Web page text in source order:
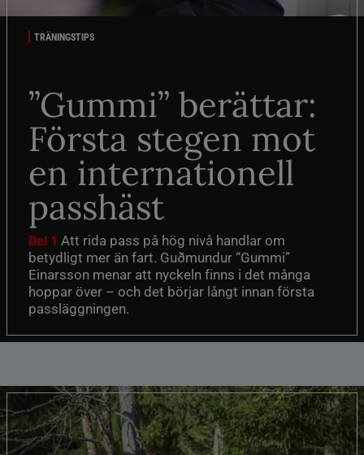
TRÄNINGSTIPS
”Gummi” berättar:
Första stegen mot
en internationell
passhäst
Del 1 Att rida pass på hög nivå handlar om
betydligt mer än fart. Guðmundur “Gummi”
Einarsson menar att nyckeln finns i det många
hoppar över – och det börjar långt innan första
passläggningen.